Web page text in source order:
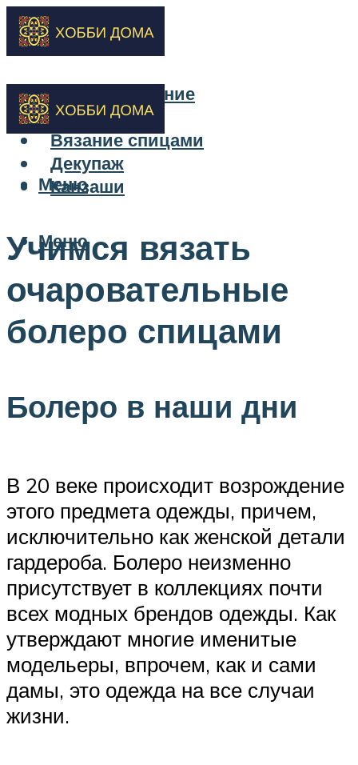
Бисероплетение
Вышивка
Вязание спицами
Декупаж
Канзаши
Меню
Меню
Учимся вязать
очаровательные
болеро спицами
Болеро в наши дни
В 20 веке происходит возрождение
этого предмета одежды, причем,
исключительно как женской детали
гардероба. Болеро неизменно
присутствует в коллекциях почти
всех модных брендов одежды. Как
утверждают многие именитые
модельеры, впрочем, как и сами
дамы, это одежда на все случаи
жизни.